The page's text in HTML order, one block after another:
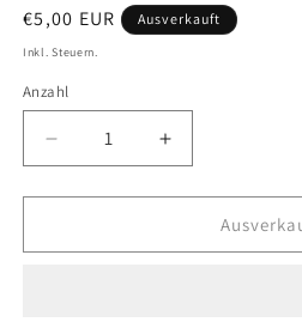
Normaler
Preis
€5,00 EUR Ausverkauft
Inkl. Steuern.
Anzahl
Anzahl
Verringere
die
Menge
Forest
Erhöhe
die
Menge
Forest